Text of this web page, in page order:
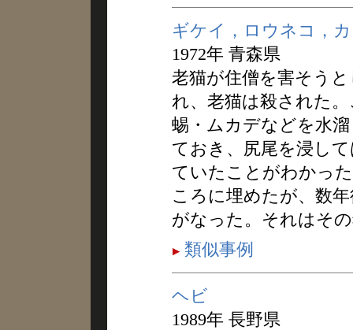
ギケイ，ロウネコ，
1972年 青森県
老猫が住僧を害そう
れ、老猫は殺された
蜴・ムカデなどを水
ておき、尻尾を浸し
ていたことがわかっ
ころに埋めたが、数
がなった。それはそ
類似事例
ヘビ
1989年 長野県